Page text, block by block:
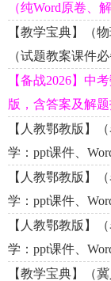
（纯Word原卷、
【教学宝典】（
（试题教案课件必
【备战2026】中
版，含答案及解题
【人教鄂教版】
学：ppt课件、
【人教鄂教版】
学：ppt课件、
【人教鄂教版】
学：ppt课件、
【教学宝典】（